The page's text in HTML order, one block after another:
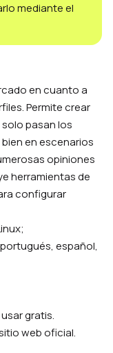
mediante el
en cuanto a
Permite crear
pasan los
en escenarios
opiniones
herramientas de
configurar
español,
gratis.
web oficial.